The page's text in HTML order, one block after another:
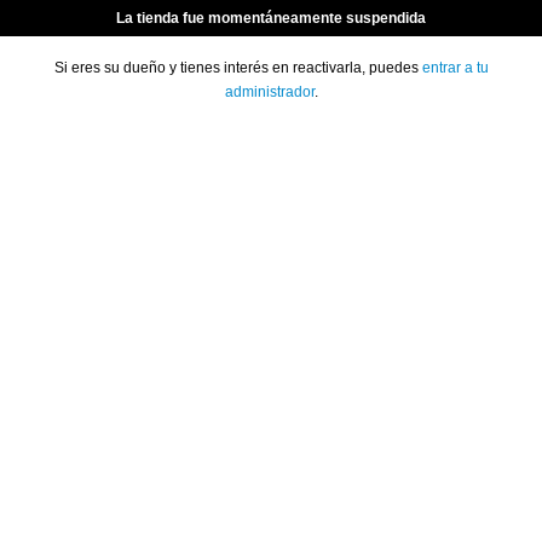
La tienda fue momentáneamente suspendida
Si eres su dueño y tienes interés en reactivarla, puedes entrar a tu
administrador.